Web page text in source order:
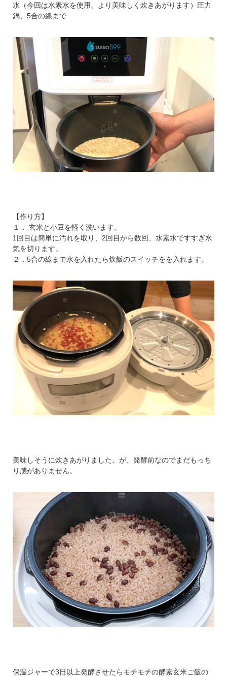
ボ！
酵素玄米ご飯が食べたいけれどうまく炊けない、そんな方のため
に調理家電など小型家電の企画・開発・製造・販売を行っている
「siroca（シロカ）」と翔栄ファームがコラボレーション、酵素
玄米ご飯スターターセットを特別価格でご提供します。
酵素玄米ご飯生活を始めたいと思われている方のために、今なら
電気圧力鍋ご購入の方に玄米1.5㎏、小豆、塩をプレゼントしま
す。酵素玄米ご飯を作るのに必要なすべてをそろえてお届けしま
す。
【お届けするセットイメージです】
電気圧力鍋おうちシェフPRO L
玄米の炊飯はもちろん、オートメ
ニューも充実しています。
定番のメニューから本格的なお料
理まで大容量なので一度にたくさ
んの量が手軽に作れます。
水（今回は水素水を使用、より美味しく炊きあがります）圧力
鍋、5合の線まで
【作り方】
１． 玄米と小豆を軽く洗います。
1回目は簡単に汚れを取り、2回目から数回、水素水ですすぎ水
気を切ります。
２．5合の線まで水を入れたら炊飯のスイッチをを入れます。
美味しそうに炊きあがりました。が、発酵前なのでまだもっち
り感がありません。
保温ジャーで3日以上発酵させたらモチモチの酵素玄米ご飯の